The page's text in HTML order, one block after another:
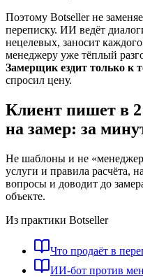
Поэтому Botseller не
переписку. ИИ ведёт
нецелевых, заносит
менеджеру уже тёплый
Замерщик ездит только к
спросил цену.
Клиент пишет в
на замер: за
Не шаблоны и не
услуги и правила расчёта,
вопросы и доводит до
объекте.
Из практики Botseller
Что продаёт в
ИИ-бот против